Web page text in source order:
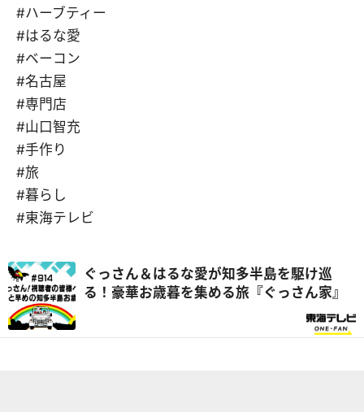
#ハーブティー
#はるな愛
#ベーコン
#名古屋
#専門店
#山口智充
#手作り
#旅
#暮らし
#東海テレビ
ぐっさん＆はるな愛が知多半島を駆け巡
る！豪華お歳暮を集める旅『ぐっさん家』